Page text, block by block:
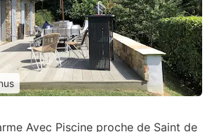
Avec Piscine proche de Saint de